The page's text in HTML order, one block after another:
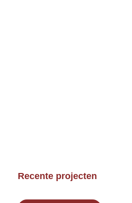
Recente projecten